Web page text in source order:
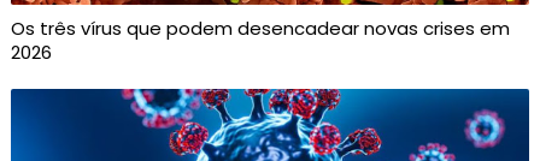
Os três vírus que podem desencadear novas crises em
2026